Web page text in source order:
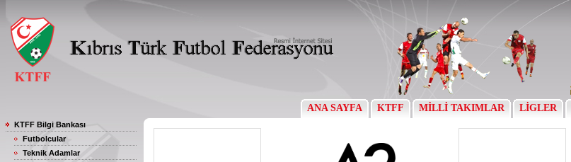
ANA SAYFA KTFF MİLLİ TAKIMLAR LİGLER
KTFF Bilgi Bankası
Futbolcular
Teknik Adamlar